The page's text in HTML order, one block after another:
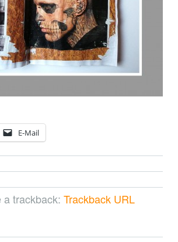
E-Mail
a trackback: Trackback URL